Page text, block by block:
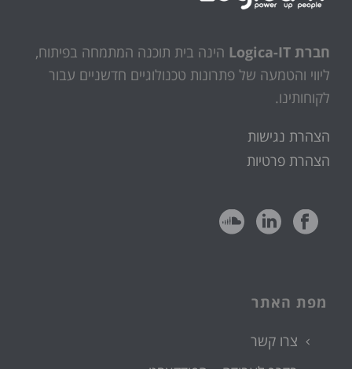
חברת Logica-IT
הינה בית תוכנה המתמחה בפיתוח,
ליווי והטמעה של פתרונות טכנולוגיים חדשניים עבור
לקוחותינו.
הצהרת נגישות
הצהרת פרטיות
מפת האתר
צרו קשר